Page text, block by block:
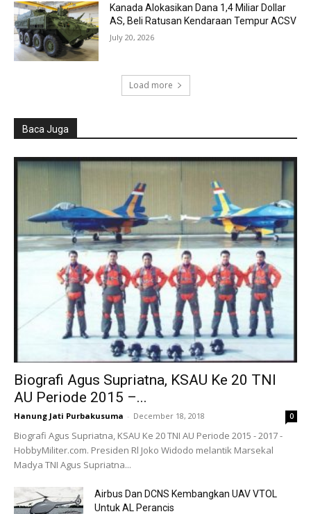
Kanada Alokasikan Dana 1,4 Miliar Dollar
AS, Beli Ratusan Kendaraan Tempur ACSV
July 20, 2026
Load more
Baca Juga
Biografi Agus Supriatna, KSAU Ke 20 TNI
AU Periode 2015 –...
Hanung Jati Purbakusuma - December 18, 2018 0
Biografi Agus Supriatna, KSAU Ke 20 TNI AU Periode 2015 - 2017 -
HobbyMiliter.com. Presiden Rl Joko Widodo melantik Marsekal
Madya TNI Agus Supriatna...
Airbus Dan DCNS Kembangkan UAV VTOL
Untuk AL Perancis